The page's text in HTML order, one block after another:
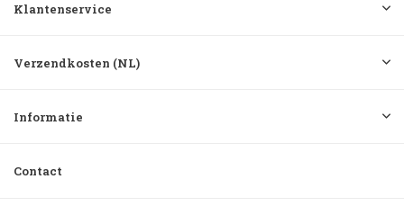
Klantenservice
Verzendkosten (NL)
Informatie
Contact